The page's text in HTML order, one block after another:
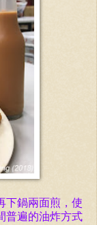
下鍋兩面煎，使
普遍的油炸方式